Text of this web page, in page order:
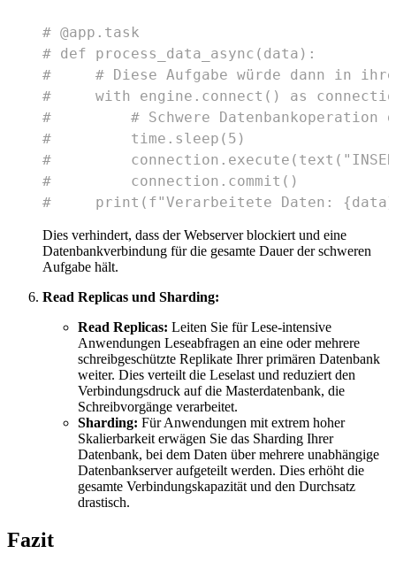
# @app.task
# def process_data_async(data):
#     # Diese Aufgabe würde dann in
#     with engine.connect() as
#         # Schwere Datenbankoperation
#         time.sleep(5)
#
#         connection.commit()
#     print(f"Verarbeitete Daten:
Dies verhindert, dass der Webserver blockiert und eine
Datenbankverbindung für die gesamte Dauer der schweren
Aufgabe hält.
Read Replicas und Sharding:
Read Replicas: Leiten Sie für Lese-intensive
Anwendungen Leseabfragen an eine oder mehrere
schreibgeschützte Replikate Ihrer primären Datenbank
weiter. Dies verteilt die Leselast und reduziert den
Verbindungsdruck auf die Masterdatenbank, die
Schreibvorgänge verarbeitet.
Sharding: Für Anwendungen mit extrem hoher
Skalierbarkeit erwägen Sie das Sharding Ihrer
Datenbank, bei dem Daten über mehrere unabhängige
Datenbankserver aufgeteilt werden. Dies erhöht die
gesamte Verbindungskapazität und den Durchsatz
drastisch.
Fazit